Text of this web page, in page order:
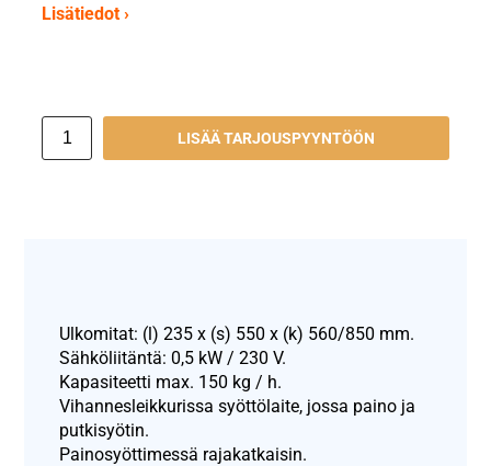
Lisätiedot ›
LISÄÄ TARJOUSPYYNTÖÖN
Ulkomitat: (l) 235 x (s) 550 x (k) 560/850 mm.
Sähköliitäntä: 0,5 kW / 230 V.
Kapasiteetti max. 150 kg / h.
Vihannesleikkurissa syöttölaite, jossa paino ja
putkisyötin.
Painosyöttimessä rajakatkaisin.